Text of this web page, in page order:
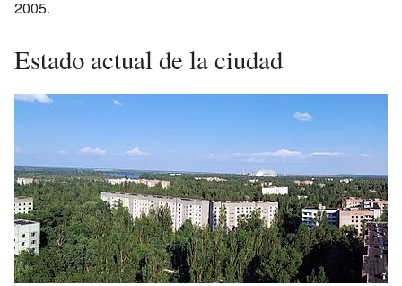
2005.
Estado actual de la ciudad